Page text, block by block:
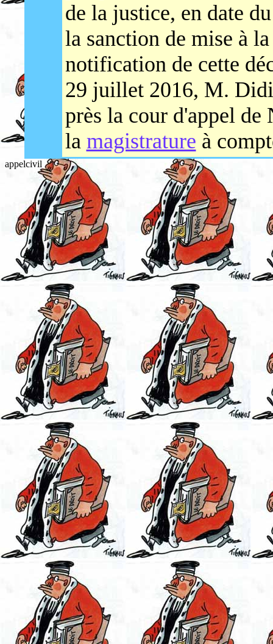
de la justice, en date
la sanction de mise à
notification de cette
29 juillet 2016, M.
près la cour d'appel de
la magistrature à
appelcivil